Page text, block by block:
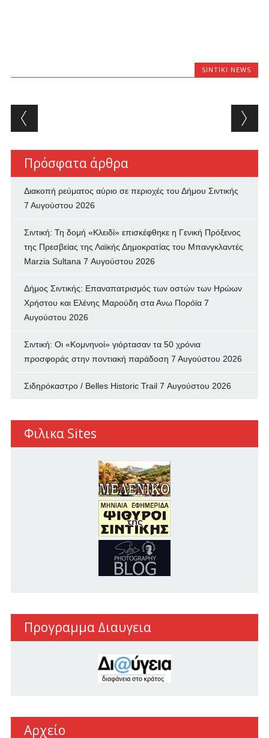
SINTIKI NEWS
Post navigation
Πρόσφατα άρθρα
Διακοπή ρεύματος αύριο σε περιοχές του Δήμου Σιντικής
7 Αυγούστου 2026
Σιντική: Τη δομή «Κλειδί» επισκέφθηκε η Γενική Πρόξενος
της Πρεσβείας της Λαϊκής Δημοκρατίας του Μπανγκλαντές
Marzia Sultana 7 Αυγούστου 2026
Δήμος Σιντικής: Επαναπατρισμός των oστών των Ηρώων
Χρήστου και Ελένης Μαρούδη στα Ανω Πορόϊα 7
Αυγούστου 2026
Σιντική: Οι «Κομνηνοί» γιόρτασαν τα 50 χρόνια
προσφοράς στην ποντιακή παράδοση 7 Αυγούστου 2026
Σιδηρόκαστρο / Belles Historic Trail 7 Αυγούστου 2026
Φιλικα Sites
Προγραμμα Διαυγεια
Αρχείο